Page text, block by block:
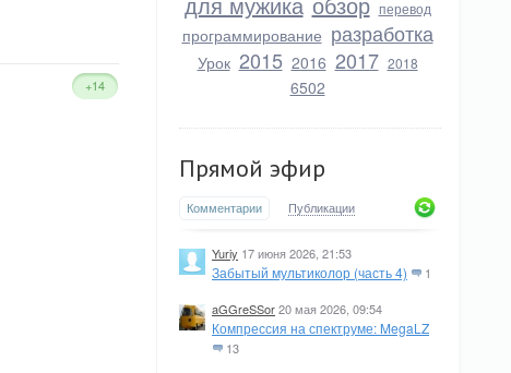
перевод
программирование разработка
Урок 2015 2016 2017 2018
6502
Прямой эфир
Комментарии Публикации
Yuriy 17 июня 2026, 21:53
Забытый мультиколор (часть 4) 1
aGGreSSor20 мая 2026, 09:54
Компрессия на спектруме: MegaLZ
13
+14